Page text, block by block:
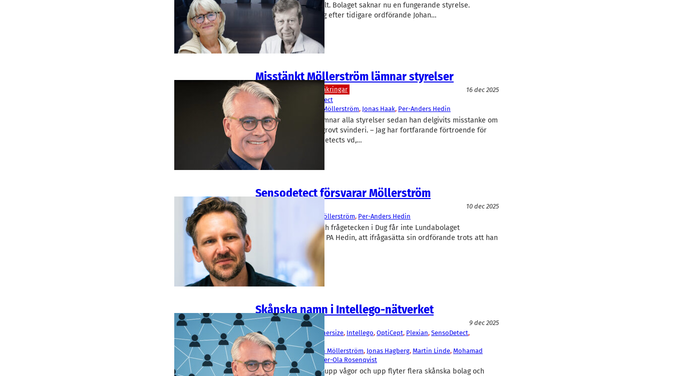
ordförande Pia Kinhult. Bolaget saknar nu en fungerande styrelse.
Frågetecken hopar sig efter tidigare ordförande Johan…
Misstänkt Möllerström lämnar styrelser
Juridik/Revision/Försäkringar
16 dec 2025
Dug, Krinova
SensoDetect
Helene Nielsen
Johan Möllerström, Jonas Haak, Per-Anders Hedin
Johan Möllerström lämnar alla styrelser sedan han delgivits misstanke om
grovt bedrägeri och grovt svinderi. – Jag har fortfarande förtroende för
honom, säger Sensodetects vd,…
Sensodetect försvarar Möllerström
10 dec 2025
Johan Möllerström, Per-Anders Hedin
Skandal i Intellego och frågetecken i Dug får inte Lundabolaget
Sensodetect, med vd PA Hedin, att ifrågasätta sin ordförande trots att han
sitter i styrelsen…
Skånska namn i Intellego-nätverket
Fakta
9 dec 2025
AegirBio
Avsalt Dug Enersize, Intellego, OptiCept, Plexian, SensoDetect
Spermosens
Viraspec
Björn Wetterling, Johan Möllerström, Jonas Hagberg, Martin Linde, Mohamad
Takwa, Patrik Elfwing Per-Ola Rosenqvist
Intellego-affären rör upp vågor och upp flyter flera skånska bolag och